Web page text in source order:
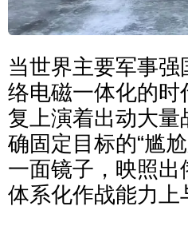
当世界主要军事
络电磁一体化的
复上演着出动大
确固定目标的“尴
一面镜子，映照
体系化作战能力